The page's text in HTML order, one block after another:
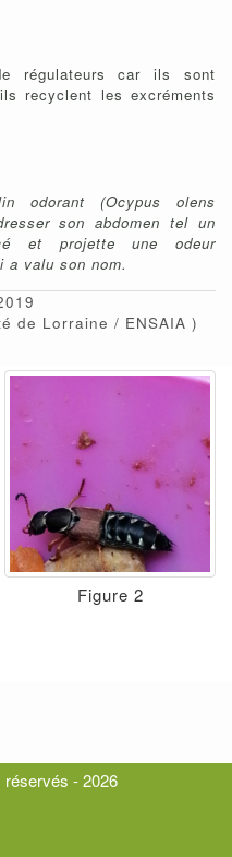
régulateurs car ils sont
recyclent les excréments
odorant (Ocypus olens
son abdomen tel un
et projette une odeur
a valu son nom.
de Lorraine / ENSAIA )
Figure 2
réservés - 2026